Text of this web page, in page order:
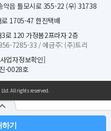
악읍 틀모시로 355-22 (우) 31738
1705-47 한진택배
로 120 가정봄2프라자 2층
7285-33 / 예금주: (주)트리
업자정보확인]
-0028호
All rights reserved.